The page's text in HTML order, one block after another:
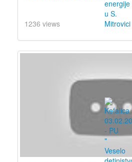
1236 views